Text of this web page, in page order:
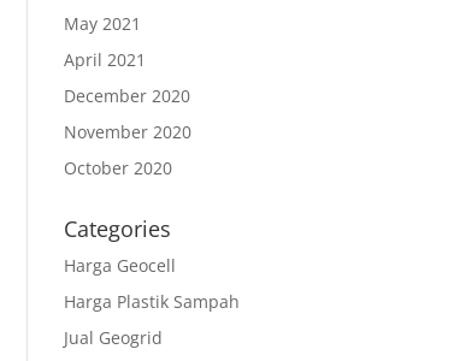
May 2021
April 2021
December 2020
November 2020
October 2020
Categories
Harga Geocell
Harga Plastik Sampah
Jual Geogrid